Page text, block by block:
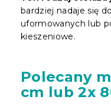
bardziej nadaje się
uformowanych lub
kieszeniowe.
Polecany
cm lub 2x